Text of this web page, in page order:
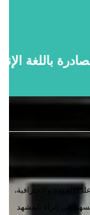
الإنجليزية
الجودة والاحترافية،
في إثراء المشهد